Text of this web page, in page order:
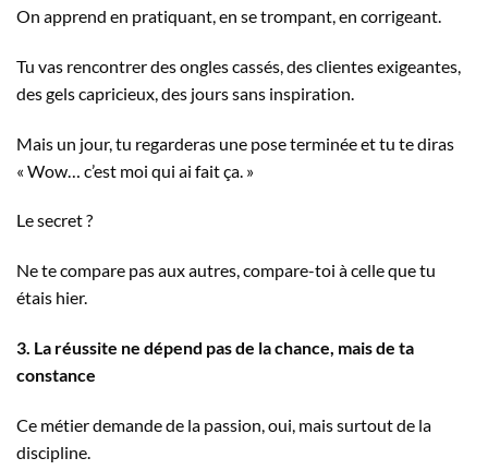
On apprend en pratiquant, en se trompant, en corrigeant.
Tu vas rencontrer des ongles cassés, des clientes exigeantes,
des gels capricieux, des jours sans inspiration.
Mais un jour, tu regarderas une pose terminée et tu te diras
« Wow… c’est moi qui ai fait ça. »
Le secret ?
Ne te compare pas aux autres, compare-toi à celle que tu
étais hier.
3. La réussite ne dépend pas de la chance, mais de ta
constance
Ce métier demande de la passion, oui, mais surtout de la
discipline.